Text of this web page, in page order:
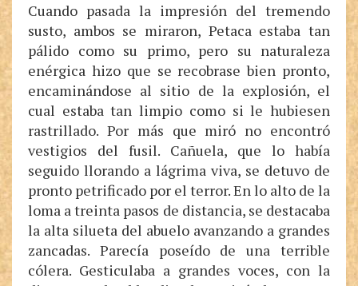
Cuando pasada la impresión del tremendo
susto, ambos se miraron, Petaca estaba tan
pálido como su primo, pero su naturaleza
enérgica hizo que se recobrase bien pronto,
encaminándose al sitio de la explosión, el
cual estaba tan limpio como si le hubiesen
rastrillado. Por más que miró no encontró
vestigios del fusil. Cañuela, que lo había
seguido llorando a lágrima viva, se detuvo de
pronto petrificado por el terror. En lo alto de la
loma a treinta pasos de distancia, se destacaba
la alta silueta del abuelo avanzando a grandes
zancadas. Parecía poseído de una terrible
cólera. Gesticulaba a grandes voces, con la